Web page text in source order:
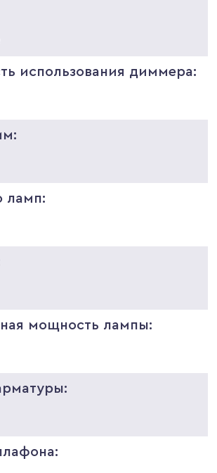
использования диммера:
ламп:
мощность лампы: